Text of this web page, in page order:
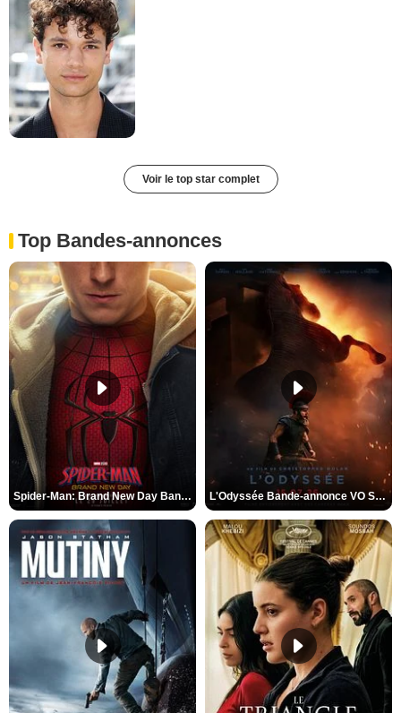
Voir le top star complet
Top Bandes-annonces
Spider-Man: Brand New Day Bande-annonce VO STFR L'Odyssée Bande-annonce VO STFR